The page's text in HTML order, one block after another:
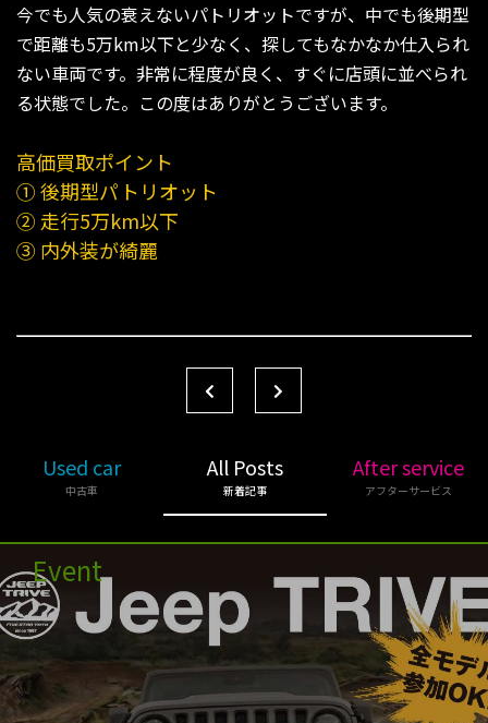
今でも人気の衰えないパトリオットですが、中でも後期型
で距離も5万km以下と少なく、探してもなかなか仕入られ
ない車両です。非常に程度が良く、すぐに店頭に並べられ
る状態でした。この度はありがとうございます。
高価買取ポイント
① 後期型パトリオット
② 走行5万km以下
③ 内外装が綺麗
Used car
中古車
All Posts
新着記事
After service
アフターサービス
Event